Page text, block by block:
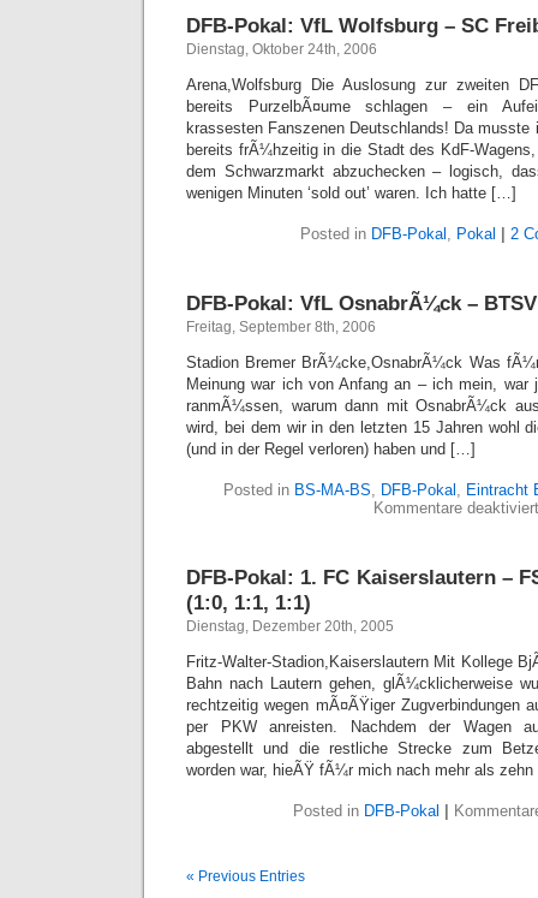
DFB-Pokal: VfL Wolfsburg – SC
Dienstag, Oktober 24th, 2006
Arena,Wolfsburg Die Auslosung zur zweiten
bereits PurzelbÃ¤ume schlagen – ein
krassesten Fanszenen Deutschlands! Da
bereits frÃ¼hzeitig in die Stadt des KdF-
dem Schwarzmarkt abzuchecken – logisch,
wenigen Minuten ‘sold out’ waren. Ich hatte […]
Posted in DFB-Pokal , Pokal 2
DFB-Pokal: VfL OsnabrÃ¼ck –
Freitag, September 8th, 2006
Stadion Bremer BrÃ¼cke,OsnabrÃ¼ck Was
Meinung war ich von Anfang an – ich mein, war
ranmÃ¼ssen, warum dann mit OsnabrÃ¼ck
wird, bei dem wir in den letzten 15 Jahren wohl
(und in der Regel verloren) haben und […]
Posted in BS-MA-BS, DFB-Pokal , Eintracht
Kommentare deaktiviert
DFB-Pokal: 1. FC Kaiserslautern –
(1:0, 1:1, 1:1)
Dienstag, Dezember 20th, 2005
Fritz-Walter-Stadion,Kaiserslautern Mit Kollege
Bahn nach Lautern gehen, glÃ¼cklicherweise
rechtzeitig wegen mÃ¤ÃŸiger Zugverbindungen
per PKW anreisten. Nachdem der Wagen
abgestellt und die restliche Strecke zum
worden war, hieÃŸ fÃ¼r mich nach mehr als
Posted in DFB-Pokal
« Previous Entries